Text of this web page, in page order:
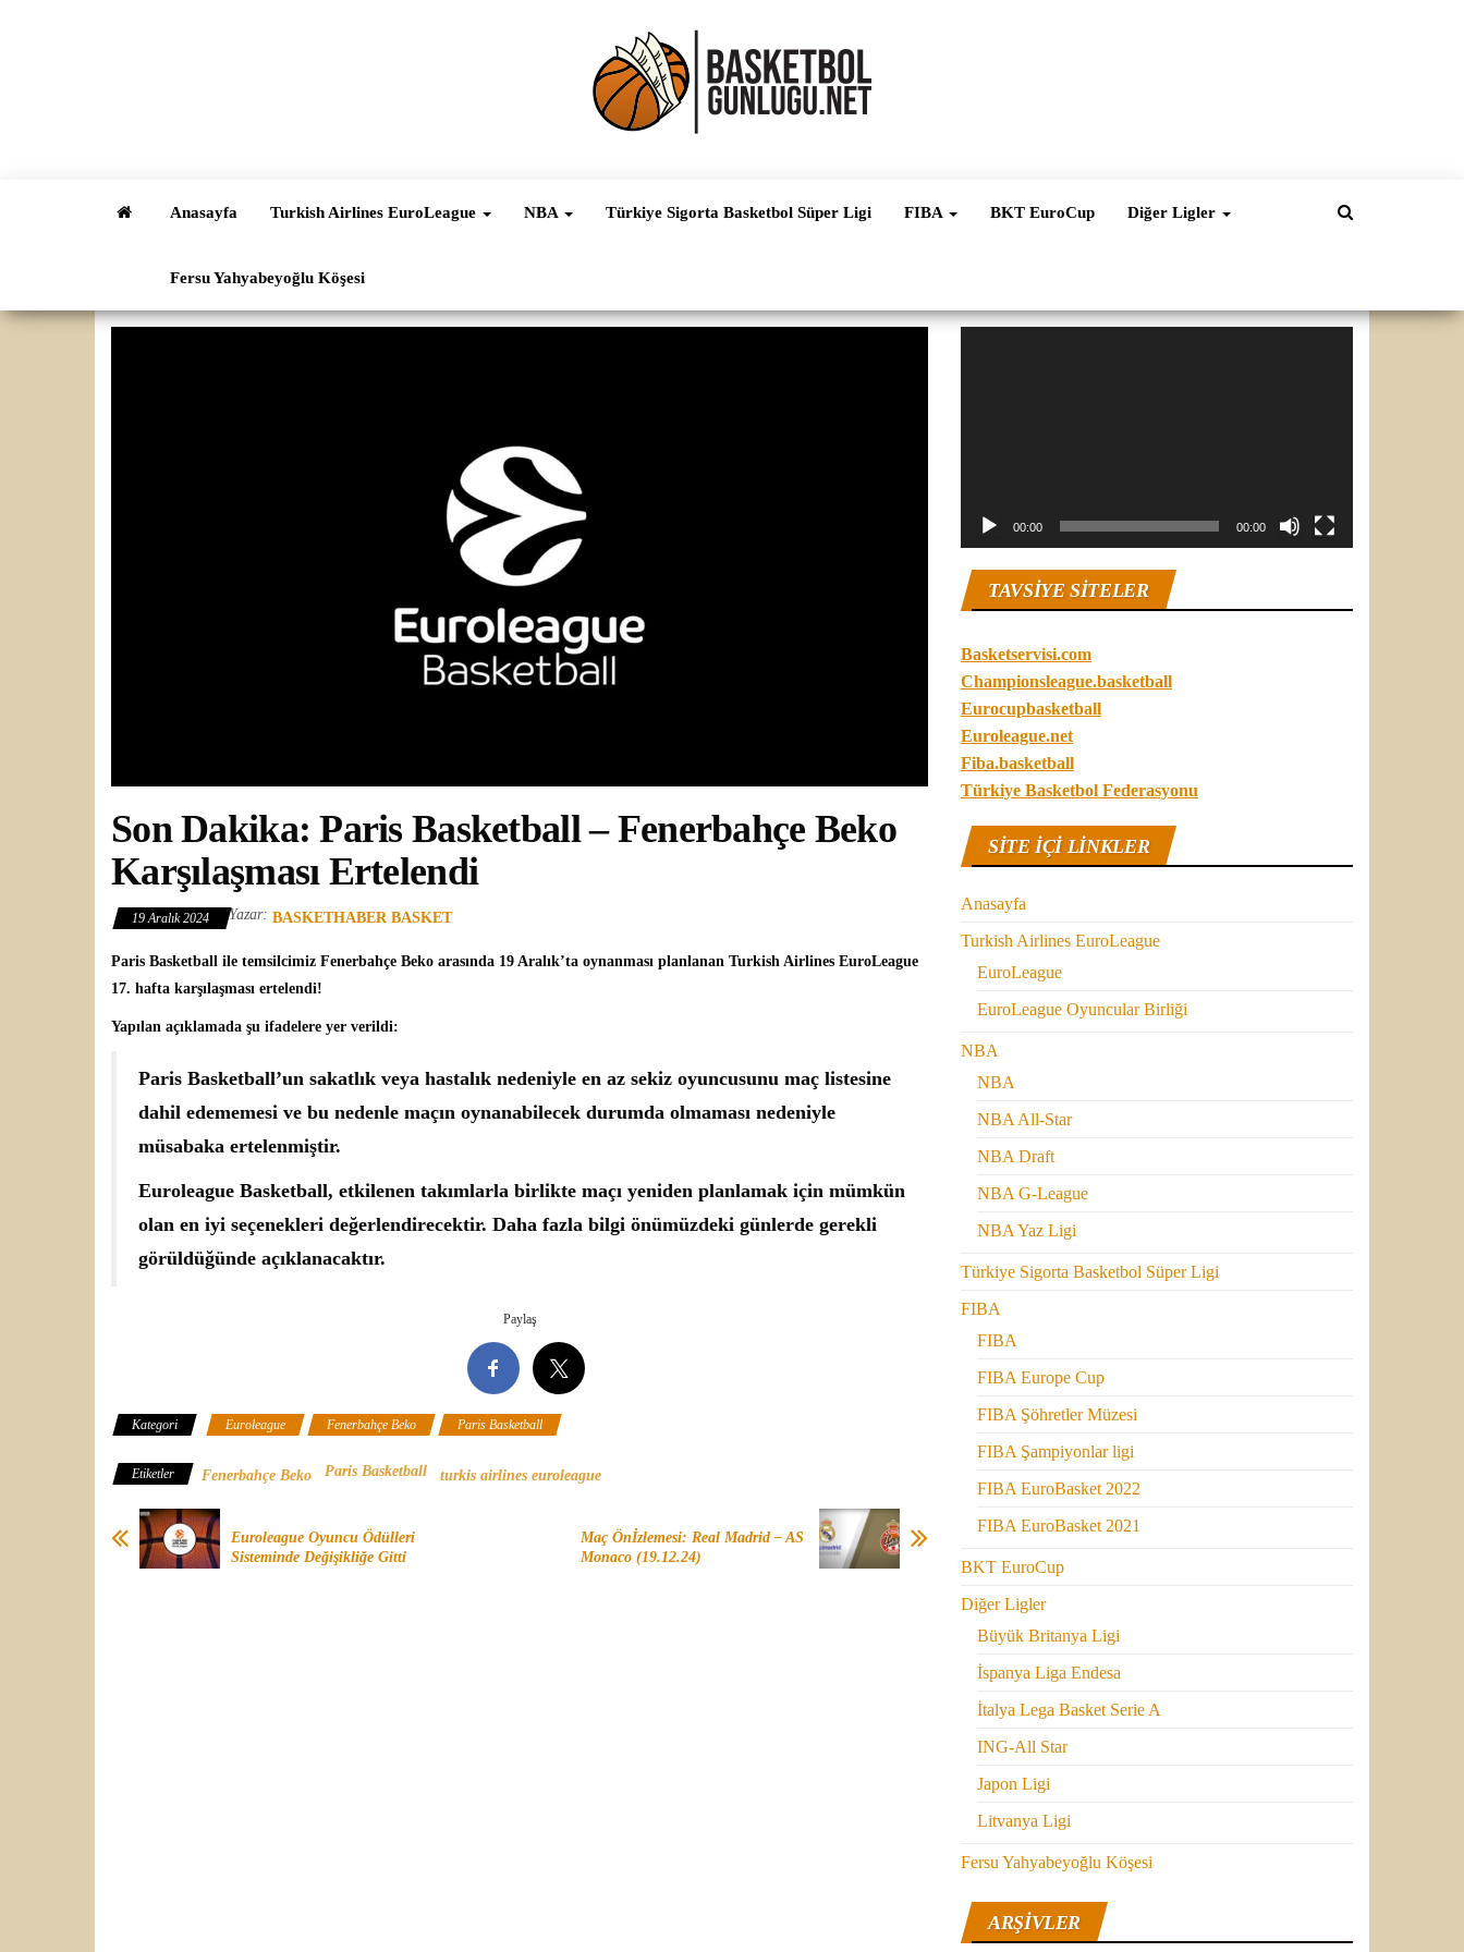
Haber
Süper Lig ve
Dünya
Anasayfa Turkish Airlines EuroLeague NBA Türkiye Sigorta Basketbol Süper Ligi FIBA BKT EuroCup Diğer Ligler
Fersu Yahyabeyoğlu Köşesi
Son Dakika: Paris Basketball – Fenerbahçe Beko
Karşılaşması Ertelendi
19 Aralık 2024 Yazar: BASKETHABER BASKET
Paris Basketball ile temsilcimiz Fenerbahçe Beko arasında 19 Aralık’ta oynanması planlanan Turkish Airlines EuroLeague
17. hafta karşılaşması ertelendi!
Yapılan açıklamada şu ifadelere yer verildi:
Paris Basketball’un sakatlık veya hastalık nedeniyle en az sekiz oyuncusunu maç listesine
dahil edememesi ve bu nedenle maçın oynanabilecek durumda olmaması nedeniyle
müsabaka ertelenmiştir.
Euroleague Basketball, etkilenen takımlarla birlikte maçı yeniden planlamak için mümkün
olan en iyi seçenekleri değerlendirecektir. Daha fazla bilgi önümüzdeki günlerde gerekli
görüldüğünde açıklanacaktır.
Paylaş
Kategori Euroleague Fenerbahçe Beko Paris Basketball
Etiketler Fenerbahçe Beko Paris Basketball turkis airlines euroleague
Euroleague Oyuncu Ödülleri
Sisteminde Değişikliğe Gitti
Maç Önİzlemesi: Real Madrid – AS
Monaco (19.12.24)
00:00 00:00
TAVSIYE SITELER
Basketservisi.com
Championsleague.basketball
Eurocupbasketball
Euroleague.net
Fiba.basketball
Türkiye Basketbol Federasyonu
SITE IÇI LINKLER
Anasayfa
Turkish Airlines EuroLeague
EuroLeague
EuroLeague Oyuncular Birliği
NBA
NBA
NBA All-Star
NBA Draft
NBA G-League
NBA Yaz Ligi
Türkiye Sigorta Basketbol Süper Ligi
FIBA
FIBA
FIBA Europe Cup
FIBA Şöhretler Müzesi
FIBA Şampiyonlar ligi
FIBA EuroBasket 2022
FIBA EuroBasket 2021
BKT EuroCup
Diğer Ligler
Büyük Britanya Ligi
İspanya Liga Endesa
İtalya Lega Basket Serie A
ING-All Star
Japon Ligi
Litvanya Ligi
Fersu Yahyabeyoğlu Köşesi
ARŞIVLER